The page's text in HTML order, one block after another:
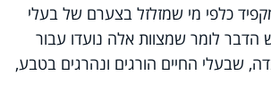
כלפי מי שמזלזל בצערם של בעלי
הדבר לומר שמצוות אלה נועדו עבור
שבעלי החיים הורגים ונהרגים בטבע,